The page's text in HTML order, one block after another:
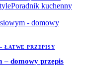
Poradnik kuchenny
ŁATWE PRZEPISY
– domowy przepis